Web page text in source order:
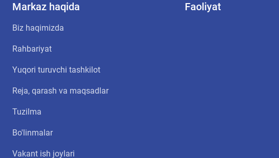
Markaz haqida
Biz haqimizda
Rahbariyat
Yuqori turuvchi tashkilot
Reja, qarash va maqsadlar
Tuzilma
Bo'linmalar
Vakant ish joylari
Faoliyat